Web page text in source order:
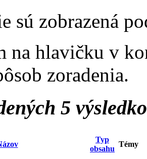
sú zobrazená
na hlavičku v
zoradenia.
5
Typ
obsahu
Témy